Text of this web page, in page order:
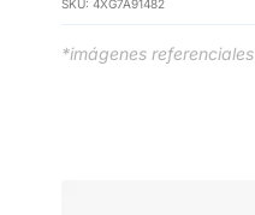
SKU: 4XG7A91482
*imágenes referenciales